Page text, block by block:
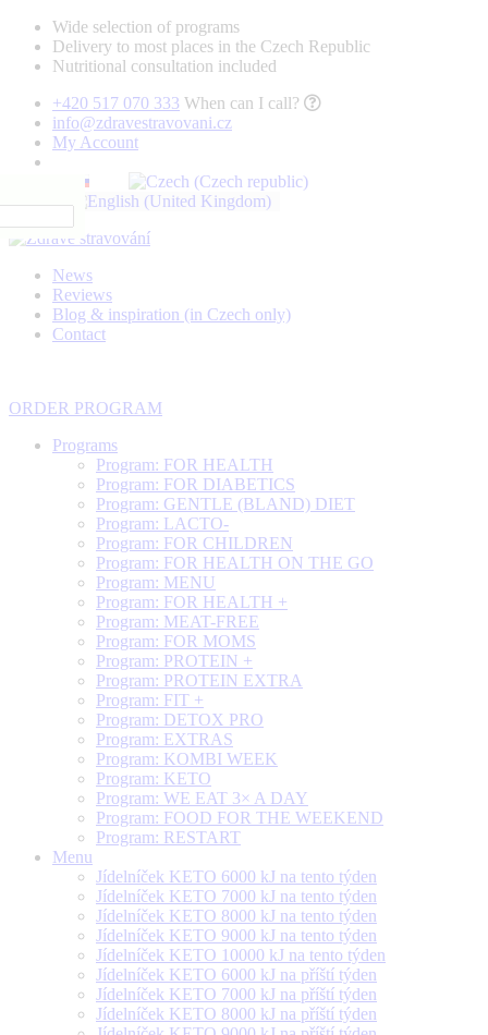
Wide selection of programs
Delivery to most places in the Czech Republic
Nutritional consultation included
+420 517 070 333 When can I call?
info@zdravestravovani.cz
My Account
News
Reviews
Blog & inspiration (in Czech only)
Contact
ORDER PROGRAM
Programs
Program: FOR HEALTH
Program: FOR DIABETICS
Program: GENTLE (BLAND) DIET
Program: LACTO-
Program: FOR CHILDREN
Program: FOR HEALTH ON THE GO
Program: MENU
Program: FOR HEALTH +
Program: MEAT-FREE
Program: FOR MOMS
Program: PROTEIN +
Program: PROTEIN EXTRA
Program: FIT +
Program: DETOX PRO
Program: EXTRAS
Program: KOMBI WEEK
Program: KETO
Program: WE EAT 3× A DAY
Program: FOOD FOR THE WEEKEND
Program: RESTART
Menu
Jídelníček KETO 6000 kJ na tento týden
Jídelníček KETO 7000 kJ na tento týden
Jídelníček KETO 8000 kJ na tento týden
Jídelníček KETO 9000 kJ na tento týden
Jídelníček KETO 10000 kJ na tento týden
Jídelníček KETO 6000 kJ na příští týden
Jídelníček KETO 7000 kJ na příští týden
Jídelníček KETO 8000 kJ na příští týden